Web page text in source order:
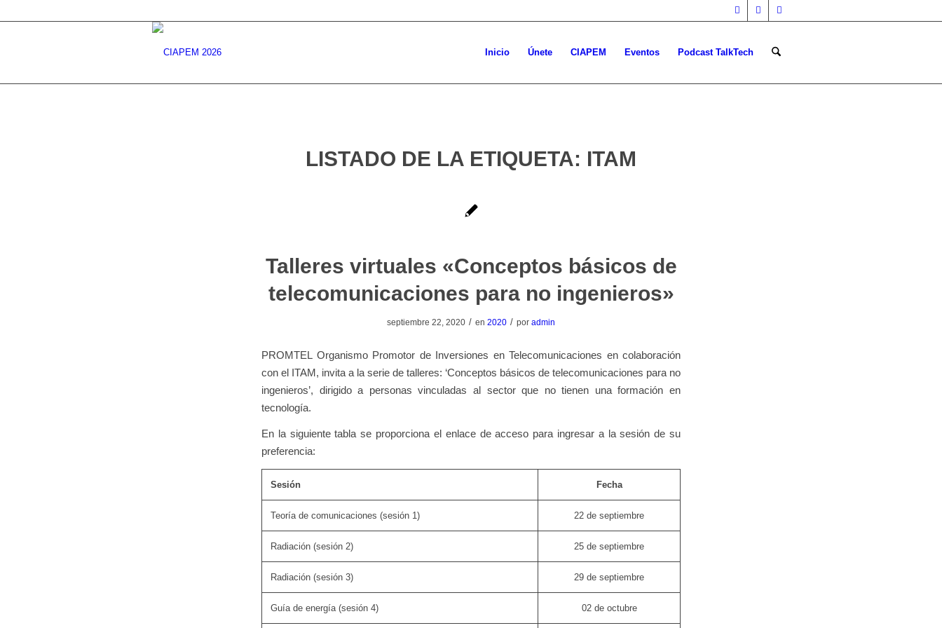
Inicio Únete CIAPEM Eventos Podcast TalkTech
LISTADO DE LA ETIQUETA: ITAM
Talleres virtuales «Conceptos básicos de
telecomunicaciones para no ingenieros»
septiembre 22, 2020 / en 2020 / por admin
PROMTEL Organismo Promotor de Inversiones en Telecomunicaciones en colaboración
con el ITAM, invita a la serie de talleres: ‘Conceptos básicos de telecomunicaciones para no
ingenieros’, dirigido a personas vinculadas al sector que no tienen una formación en
tecnología.
En la siguiente tabla se proporciona el enlace de acceso para ingresar a la sesión de su
preferencia:
Sesión Fecha
Teoría de comunicaciones (sesión 1) 22 de septiembre
Radiación (sesión 2) 25 de septiembre
Radiación (sesión 3) 29 de septiembre
Guía de energía (sesión 4) 02 de octubre